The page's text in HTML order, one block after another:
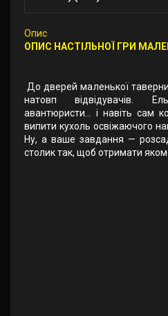
Опис
ОПИС НАСТІЛЬНОЇ ГРИ
До дверей маленької таверни
натовп відвідувачів.
авантюристи... і навіть сам
випити кухоль освіжаючого
Ну, а ваше завдання —
столик так, щоб отримати